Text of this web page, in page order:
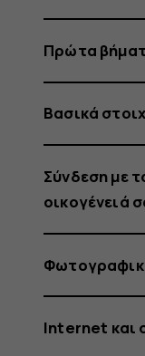
Πρώτα
Βασικά
Σύνδεση με
οικογένειά
Internet και